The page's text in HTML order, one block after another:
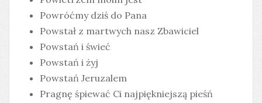
Powróćmy dziś do Pana
Powstał z martwych nasz Zbawiciel
Powstań i świeć
Powstań i żyj
Powstań Jeruzalem
Pragnę śpiewać Ci najpiękniejszą pieśń